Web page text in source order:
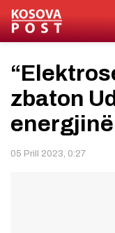
zbaton
energjinë
05 Prill 2023, 0:27